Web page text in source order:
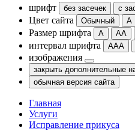
шрифт без засечек с
Цвет сайта Обычный А
Размер шрифта А АА
интервал шрифта ААА
изображения
обычная версия сайта
Главная
Услуги
Исправление прикуса